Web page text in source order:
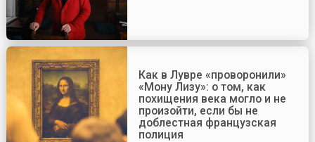
Как в Лувре «проворонили»
«Мону Лизу»: о том, как
похищения века могло и не
произойти, если бы не
доблестная французская
полиция